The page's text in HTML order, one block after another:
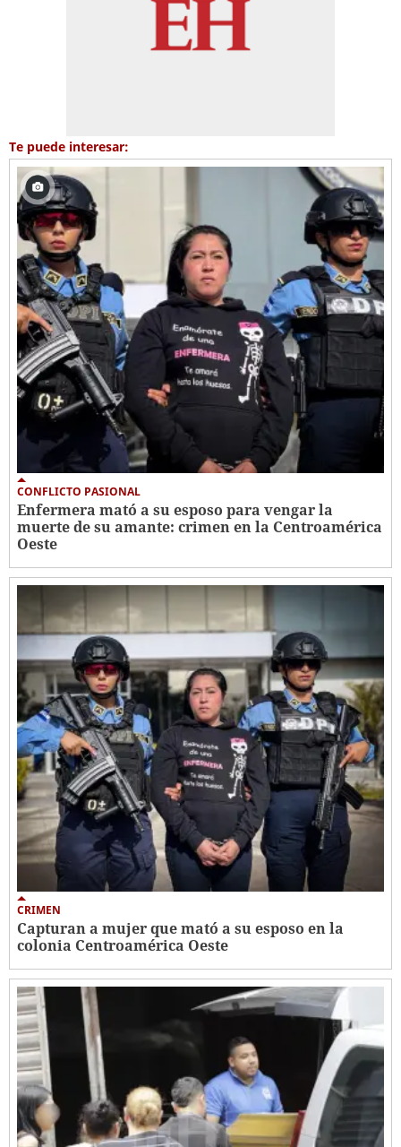
Te puede interesar:
CONFLICTO PASIONAL
Enfermera mató a su esposo para vengar la
muerte de su amante: crimen en la Centroamérica
Oeste
CRIMEN
Capturan a mujer que mató a su esposo en la
colonia Centroamérica Oeste